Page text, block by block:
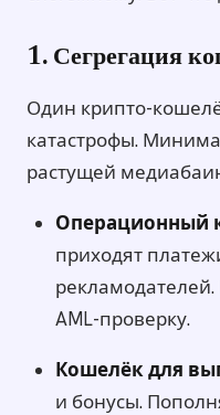
1. Сегрегация
Один крипто-
катастрофы.
растущей
Операционный
приходят
AML-проверку.
Кошелёк для
и бонусы.